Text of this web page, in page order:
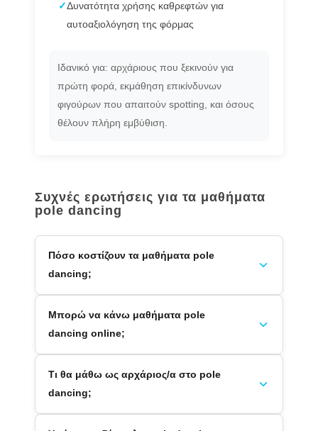
✓Δυνατότητα χρήσης καθρεφτών για
αυτοαξιολόγηση της φόρμας
Ιδανικό για: αρχάριους που ξεκινούν για
πρώτη φορά, εκμάθηση επικίνδυνων
φιγούρων που απαιτούν spotting, και όσους
θέλουν πλήρη εμβύθιση.
Συχνές ερωτήσεις για τα μαθήματα
pole dancing
Πόσο κοστίζουν τα μαθήματα pole
dancing;
Μπορώ να κάνω μαθήματα pole
dancing online;
Τι θα μάθω ως αρχάριος/α στο pole
dancing;